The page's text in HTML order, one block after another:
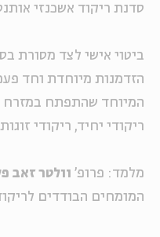
סדנת ריקוד אשכנזי
ביטוי אישי לצד מסורת
הזדמנות מיוחדת וחד
המיוחד שהתפתח במזרח
ריקודי יחיד, ריקודי
מלמד: פרופ' וולטר זאב
המומחים הבודדים